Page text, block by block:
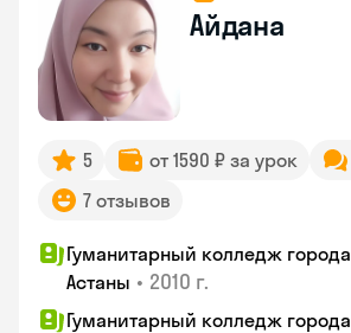
Айдана
5 от 1590 ₽ за урок
7 отзывов
Гуманитарный колледж города
Астаны • 2010 г.
Гуманитарный колледж города